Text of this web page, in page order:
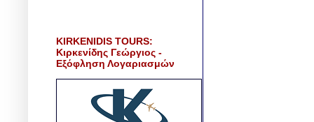
KIRKENIDIS TOURS:
Κιρκενίδης Γεώργιος -
Εξόφληση Λογαριασμών